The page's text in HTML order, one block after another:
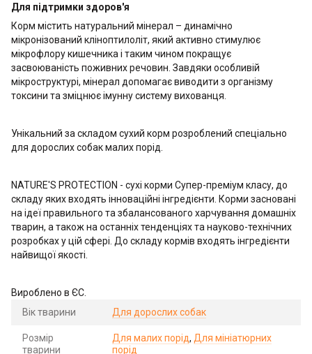
Для підтримки здоров'я
Корм містить натуральний мінерал – динамічно
мікронізований кліноптилоліт, який активно стимулює
мікрофлору кишечника і таким чином покращує
засвоюваність поживних речовин. Завдяки особливій
мікроструктурі, мінерал допомагає виводити з організму
токсини та зміцнює імунну систему вихованця.
Унікальний за складом сухий корм розроблений спеціально
для дорослих собак малих порід.
NATURE'S PROTECTION - сухі корми Супер-преміум класу, до
складу яких входять інноваційні інгредієнти. Корми засновані
на ідеї правильного та збалансованого харчування домашніх
тварин, а також на останніх тенденціях та науково-технічних
розробках у цій сфері. До складу кормів входять інгредієнти
найвищої якості.
Вироблено в ЄС.
Вік тварини
Для дорослих собак
Розмір
тварини
Для малих порід, Для мініатюрних
порід